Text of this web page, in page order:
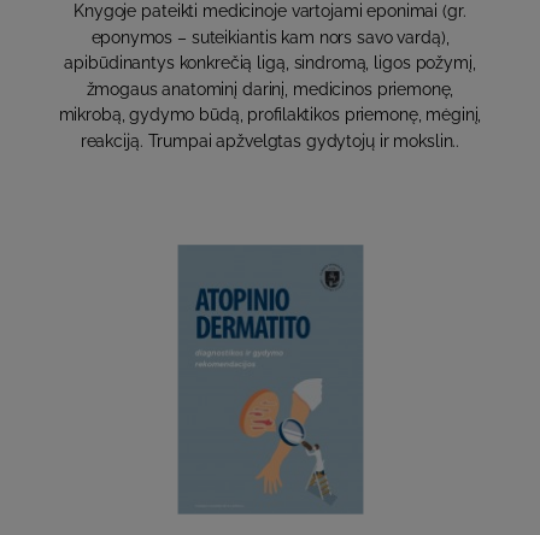
Knygoje pateikti medicinoje vartojami eponimai (gr.
eponymos – suteikiantis kam nors savo vardą),
apibūdinantys konkrečią ligą, sindromą, ligos požymį,
žmogaus anatominį darinį, medicinos priemonę,
mikrobą, gydymo būdą, profilaktikos priemonę, mėginį,
reakciją. Trumpai apžvelgtas gydytojų ir mokslin..